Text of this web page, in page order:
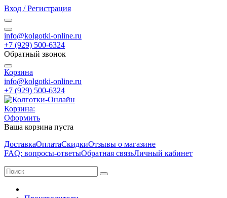
Вход / Регистрация
info@kolgotki-online.ru
+7 (929) 500-6324
Обратный звонок
Корзина
info@kolgotki-online.ru
+7 (929) 500-6324
Корзина:
Оформить
Ваша корзина пуста
ДоставкаОплатаСкидкиОтзывы о магазине
FAQ: вопросы-ответыОбратная связьЛичный кабинет